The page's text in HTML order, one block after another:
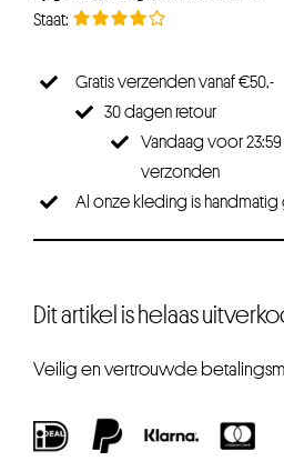
Gratis verzenden vanaf €50,-
30 dagen retour
Vandaag voor
verzonden
Al onze kleding is
Dit artikel is helaas
Veilig en vertrouwde